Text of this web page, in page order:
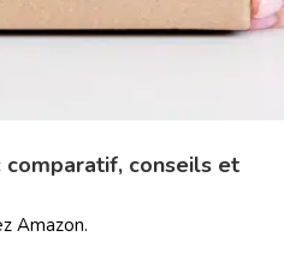
comparatif, conseils et
Amazon.